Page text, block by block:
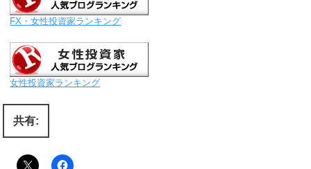
FX・女性投資家ランキング
女性投資家ランキング
共有: